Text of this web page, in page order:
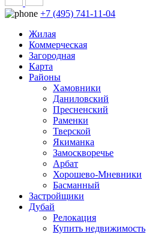
+7 (495) 741-11-04
Жилая
Коммерческая
Загородная
Карта
Районы
Хамовники
Даниловский
Пресненский
Раменки
Тверской
Якиманка
Замоскворечье
Арбат
Хорошево-Мневники
Басманный
Застройщики
Дубай
Релокация
Купить недвижимость